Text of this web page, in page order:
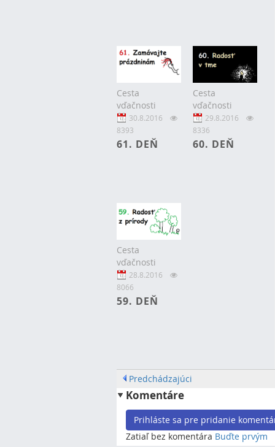
Cesta
vďačnosti
30.8.2016
8393
61. DEŇ
Cesta
vďačnosti
29.8.2016
8336
60. DEŇ
Cesta
vďačnosti
28.8.2016
8066
59. DEŇ
Predchádzajúci
Komentáre
Prihláste sa pre pridanie
Zatiaľ bez komentára Buďte prvým